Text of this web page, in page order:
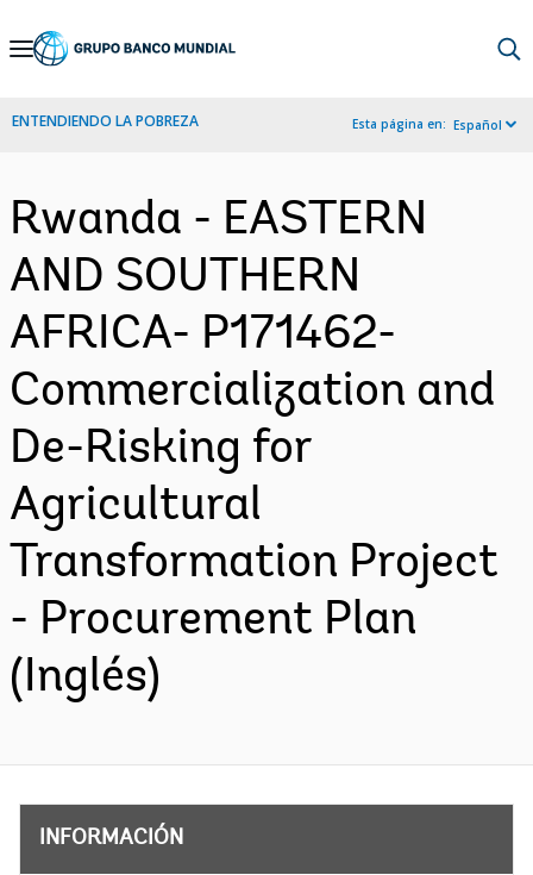
Skip
Navigation
ENTENDIENDO LA POBREZA Esta página en: Español
Rwanda - EASTERN
AND SOUTHERN
AFRICA- P171462-
Commercialization and
De-Risking for
Agricultural
Transformation Project
- Procurement Plan
(Inglés)
INFORMACIÓN